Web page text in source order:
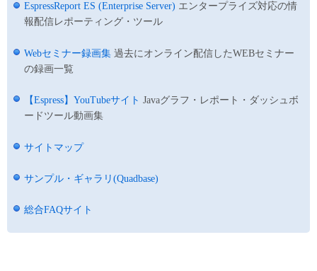
EspressReport ES (Enterprise Server) エンタープライズ対応の情
報配信レポーティング・ツール
Webセミナー録画集 過去にオンライン配信したWEBセミナー
の録画一覧
【Espress】YouTubeサイト Javaグラフ・レポート・ダッシュボ
ードツール動画集
サイトマップ
サンプル・ギャラリ(Quadbase)
総合FAQサイト